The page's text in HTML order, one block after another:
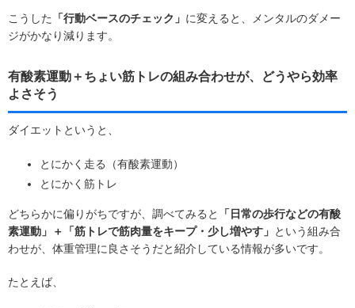
こうした 「行動ベースのチェック」 に変えると、メンタルのダメー
ジがかなり減ります。
有酸素運動＋ちょい筋トレの組み合わせが、どうやら効率
よさそう
ダイエットというと、
とにかく走る（有酸素運動）
とにかく筋トレ
どちらかに偏りがちですが、調べてみると
「日常の歩行などの有酸
素運動」＋「筋トレで筋肉量をキープ・少し増やす」 という組み合
わせが、体重管理に良さそうだと紹介している情報が多いです。
たとえば、